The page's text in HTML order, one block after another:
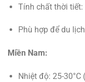
Tính chất thời tiết:
Phù hợp để du
Miền Nam:
Nhiệt độ: 25-